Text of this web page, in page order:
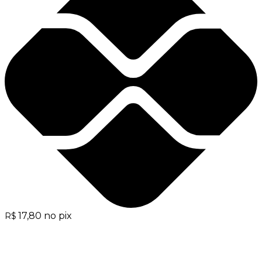
R$ 17,80 no pix